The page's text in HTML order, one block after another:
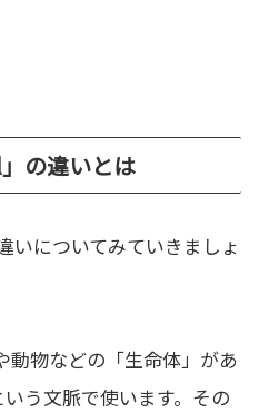
の違いとは
いについてみていきましょ
動物などの「生命体」があ
う文脈で使います。その